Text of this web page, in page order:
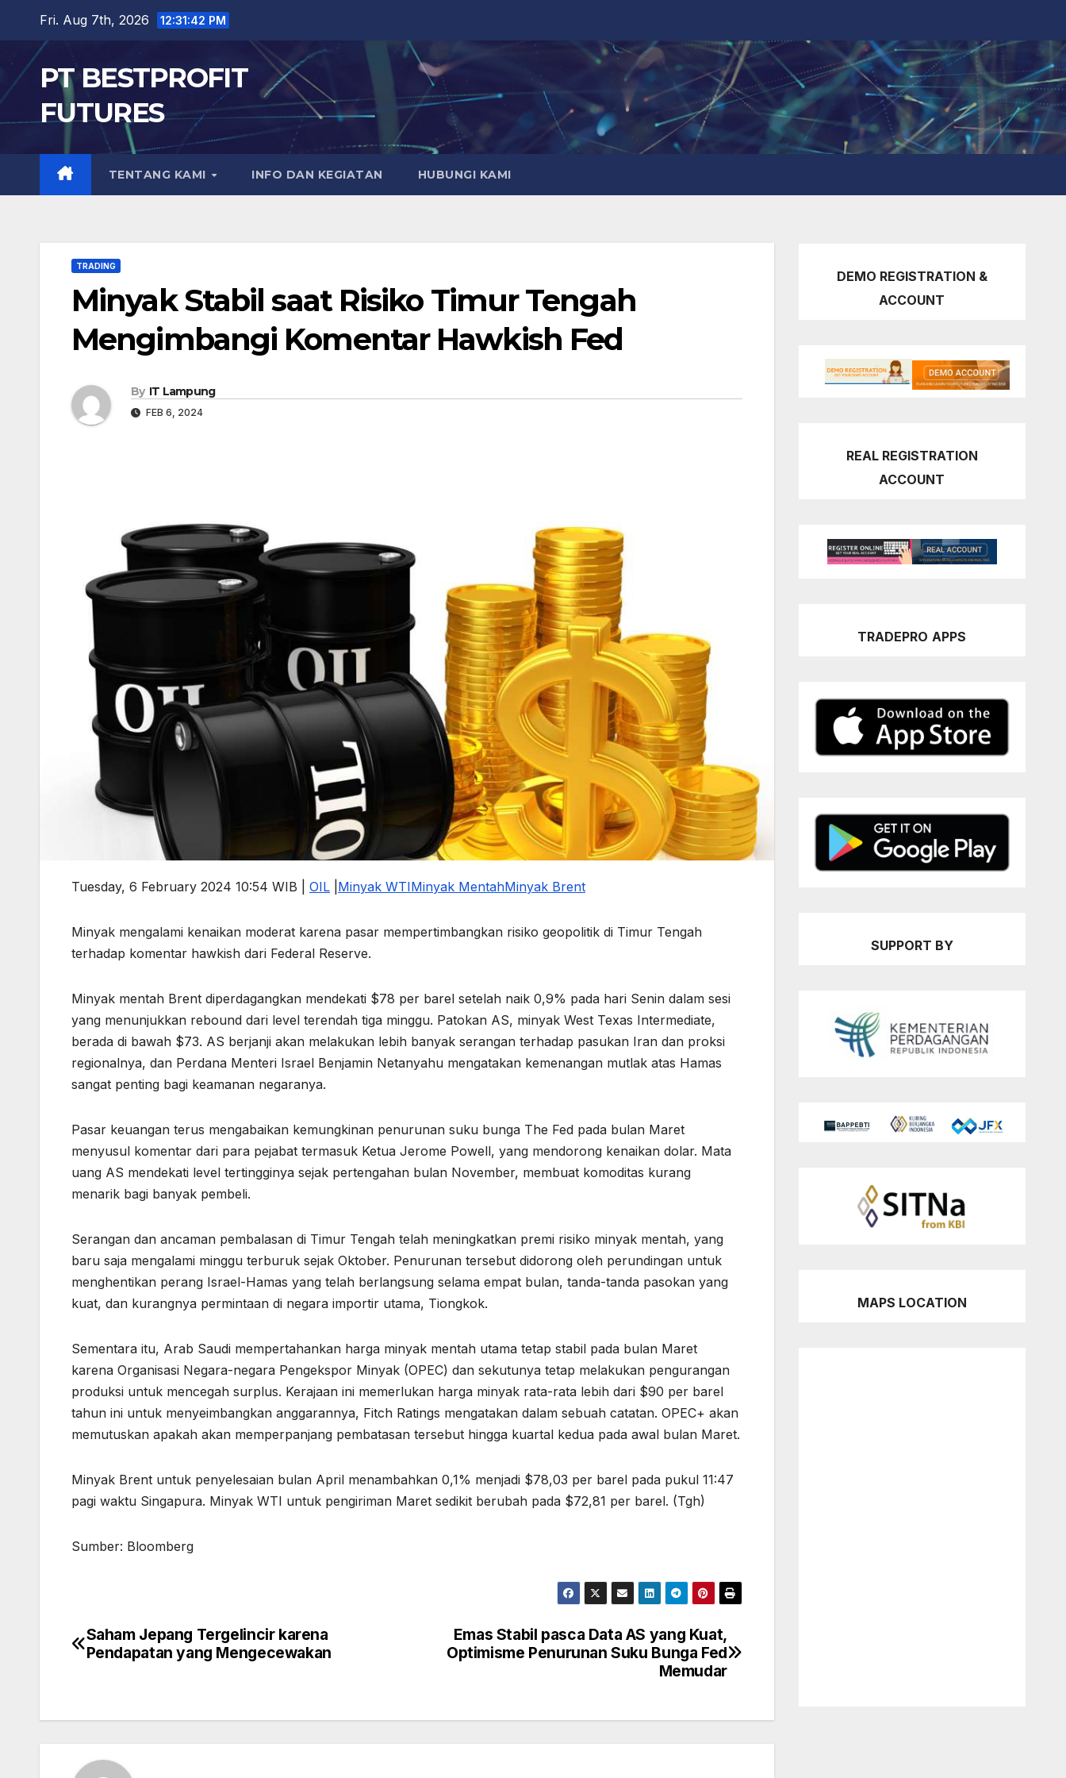
content
Fri. Aug 7th, 2026 12:31:43 PM
PT BESTPROFIT
FUTURES
TENTANG KAMI INFO DAN KEGIATAN HUBUNGI KAMI
TRADING
Minyak Stabil saat Risiko Timur Tengah
Mengimbangi Komentar Hawkish Fed
By IT Lampung
FEB 6, 2024
Tuesday, 6 February 2024 10:54 WIB | OIL Minyak WTIMinyak MentahMinyak Brent
Minyak mengalami kenaikan moderat karena pasar mempertimbangkan risiko geopolitik di Timur Tengah
terhadap komentar hawkish dari Federal Reserve.
Minyak mentah Brent diperdagangkan mendekati $78 per barel setelah naik 0,9% pada hari Senin dalam sesi
yang menunjukkan rebound dari level terendah tiga minggu. Patokan AS, minyak West Texas Intermediate,
berada di bawah $73. AS berjanji akan melakukan lebih banyak serangan terhadap pasukan Iran dan proksi
regionalnya, dan Perdana Menteri Israel Benjamin Netanyahu mengatakan kemenangan mutlak atas Hamas
sangat penting bagi keamanan negaranya.
Pasar keuangan terus mengabaikan kemungkinan penurunan suku bunga The Fed pada bulan Maret
menyusul komentar dari para pejabat termasuk Ketua Jerome Powell, yang mendorong kenaikan dolar. Mata
uang AS mendekati level tertingginya sejak pertengahan bulan November, membuat komoditas kurang
menarik bagi banyak pembeli.
Serangan dan ancaman pembalasan di Timur Tengah telah meningkatkan premi risiko minyak mentah, yang
baru saja mengalami minggu terburuk sejak Oktober. Penurunan tersebut didorong oleh perundingan untuk
menghentikan perang Israel-Hamas yang telah berlangsung selama empat bulan, tanda-tanda pasokan yang
kuat, dan kurangnya permintaan di negara importir utama, Tiongkok.
Sementara itu, Arab Saudi mempertahankan harga minyak mentah utama tetap stabil pada bulan Maret
karena Organisasi Negara-negara Pengekspor Minyak (OPEC) dan sekutunya tetap melakukan pengurangan
produksi untuk mencegah surplus. Kerajaan ini memerlukan harga minyak rata-rata lebih dari $90 per barel
tahun ini untuk menyeimbangkan anggarannya, Fitch Ratings mengatakan dalam sebuah catatan. OPEC+ akan
memutuskan apakah akan memperpanjang pembatasan tersebut hingga kuartal kedua pada awal bulan Maret.
Minyak Brent untuk penyelesaian bulan April menambahkan 0,1% menjadi $78,03 per barel pada pukul 11:47
pagi waktu Singapura. Minyak WTI untuk pengiriman Maret sedikit berubah pada $72,81 per barel. (Tgh)
Sumber: Bloomberg
Post
Emas Stabil pasca Data AS yang Kuat,
Optimisme Penurunan Suku Bunga Fed
Memudar
Saham Jepang Tergelincir karena
Pendapatan yang Mengecewakan
DEMO REGISTRATION &
ACCOUNT
REAL REGISTRATION
ACCOUNT
TRADEPRO APPS
SUPPORT BY
MAPS LOCATION